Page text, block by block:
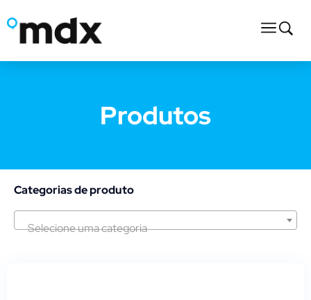
Produtos
Categorias de produto
Selecione uma categoria